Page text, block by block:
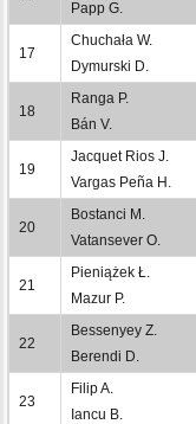
Papp G.
17
Chuchała W.
Dymurski D.
18
Ranga P.
Bán V.
19
Jacquet Rios J.
Vargas Peña H.
20
Bostanci M.
Vatansever O.
21
Pieniążek Ł.
Mazur P.
22
Bessenyey Z.
Berendi D.
23
Filip A.
Iancu B.